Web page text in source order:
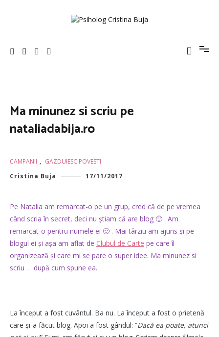
Ma minunez si scriu pe
nataliadabija.ro
CAMPANII , GAZDUIESC POVESTI
Cristina Buja
17/11/2017
Pe Natalia am remarcat-o pe un grup, cred că de pe vremea
când scria în secret, deci nu știam că are blog 🙂 . Am
remarcat-o pentru numele ei 🙂 . Mai târziu am ajuns și pe
blogul ei și așa am aflat de Clubul de Carte pe care îl
organizează și care mi se pare o super idee. Ma minunez si
scriu … după cum spune ea.
La început a fost cuvântul. Ba nu. La început a fost o prietenă
care și-a făcut blog. Apoi a fost gândul: “Dacă ea poate, atunci